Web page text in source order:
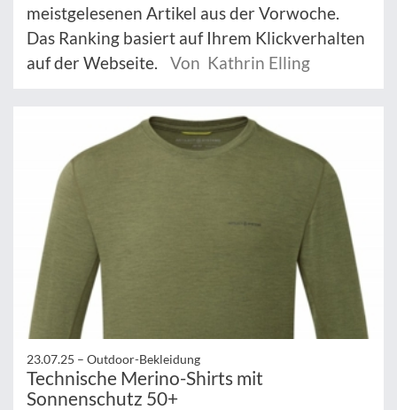
meistgelesenen Artikel aus der Vorwoche.
Das Ranking basiert auf Ihrem Klickverhalten
auf der Webseite.
Von Kathrin Elling
23.07.25 – Outdoor-Bekleidung
Technische Merino-Shirts mit
Sonnenschutz 50+